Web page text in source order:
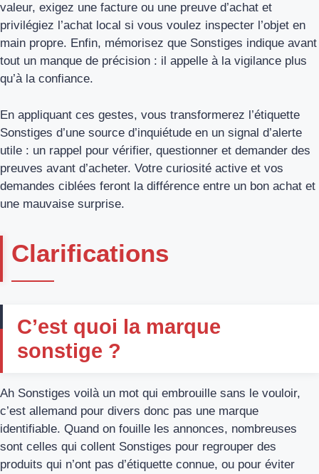
valeur, exigez une facture ou une preuve d’achat et
privilégiez l’achat local si vous voulez inspecter l’objet en
main propre. Enfin, mémorisez que Sonstiges indique avant
tout un manque de précision : il appelle à la vigilance plus
qu’à la confiance.
En appliquant ces gestes, vous transformerez l’étiquette
Sonstiges d’une source d’inquiétude en un signal d’alerte
utile : un rappel pour vérifier, questionner et demander des
preuves avant d’acheter. Votre curiosité active et vos
demandes ciblées feront la différence entre un bon achat et
une mauvaise surprise.
Clarifications
C’est quoi la marque
sonstige ?
Ah Sonstiges voilà un mot qui embrouille sans le vouloir,
c’est allemand pour divers donc pas une marque
identifiable. Quand on fouille les annonces, nombreuses
sont celles qui collent Sonstiges pour regrouper des
produits qui n’ont pas d’étiquette connue, ou pour éviter